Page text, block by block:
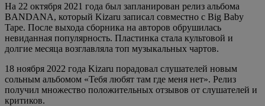
На 22 октября 2021 года был запланирован релиз альбома
BANDANA, который Kizaru записал совместно с Big Baby
Tape. После выхода сборника на авторов обрушилась
невиданная популярность. Пластинка стала культовой и
долгие месяца возглавляла топ музыкальных чартов.
18 ноября 2022 года Kizaru порадовал слушателей новым
сольным альбомом «Тебя любят там где меня нет». Релиз
получил множество положительных отзывов от слушателей и
критиков.